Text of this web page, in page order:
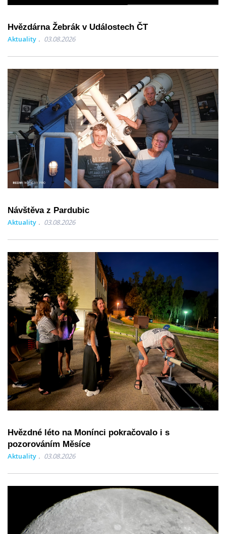
Hvězdárna Žebrák v Událostech ČT
Aktuality 03.08.2026
Návštěva z Pardubic
Aktuality 03.08.2026
Hvězdné léto na Monínci pokračovalo i s
pozorováním Měsíce
Aktuality 03.08.2026